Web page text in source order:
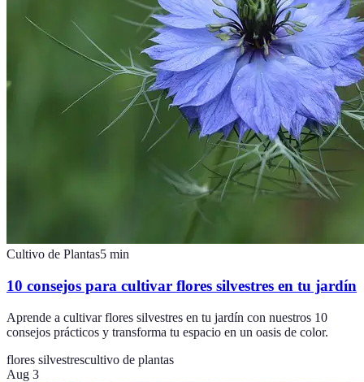
Cultivo de Plantas5 min
10 consejos para cultivar flores silvestres en tu jardín
Aprende a cultivar flores silvestres en tu jardín con nuestros 10
consejos prácticos y transforma tu espacio en un oasis de color.
flores silvestrescultivo de plantas
Aug 3